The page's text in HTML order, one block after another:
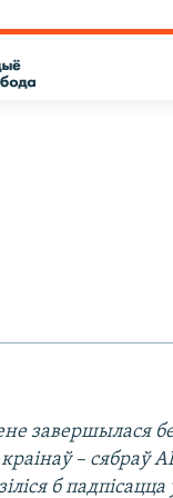
завершылася
– сябраў
б